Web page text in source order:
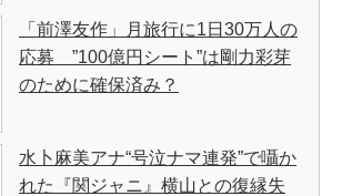
「前澤友作」月旅行に1日30万人の
応募 ”100億円シート”は剛力彩芽
のために確保済み？
水卜麻美アナ“号泣ナマ連発”で囁か
れた『関ジャニ』横山との復縁失